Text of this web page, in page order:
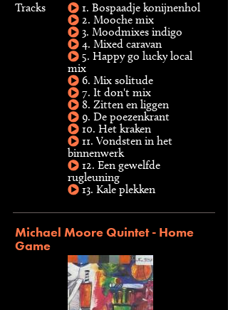
Tracks
1. Bospaadje konijnenhol
2. Mooche mix
3. Moodmixes indigo
4. Mixed caravan
5. Happy go lucky local
mix
6. Mix solitude
7. It don't mix
8. Zitten en liggen
9. De poezenkrant
10. Het kraken
11. Vondsten in het
binnenwerk
12. Een gewelfde
rugleuning
13. Kale plekken
Michael Moore Quintet - Home
Game